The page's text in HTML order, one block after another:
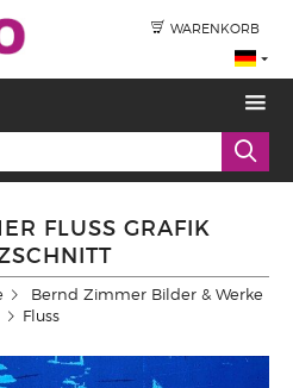
WARENKORB
FLUSS GRAFIK
Bernd Zimmer Bilder & Werke
Fluss